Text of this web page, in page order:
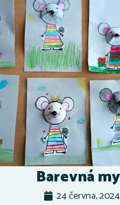
Barevná
24 června, 2024